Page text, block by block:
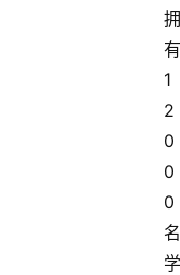
拥
有
1
2
0
0
0
名
学